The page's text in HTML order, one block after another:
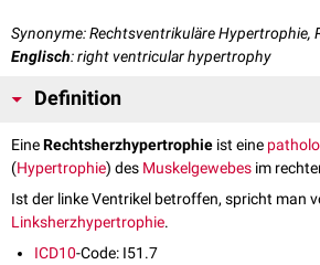
Synonyme: Rechtsventrikuläre Hypertrophie,
Englisch: right ventricular hypertrophy
Definition
EineRechtsherzhypertrophie ist eine
(Hypertrophie) des Muskelgewebes im
Ist der linke Ventrikel betroffen, spricht man
Linksherzhypertrophie.
ICD10-Code: I51.7